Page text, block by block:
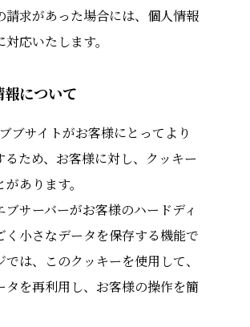
請求があった場合には、個⼈情報
応いたします。
について
ブサイトがお客様にとってより
るため、お客様に対し、クッキー
あります。
サーバーがお客様のハードディ
く小さなデータを保存する機能で
は、このクッキーを使用して、
タを再利用し、お客様の操作を簡